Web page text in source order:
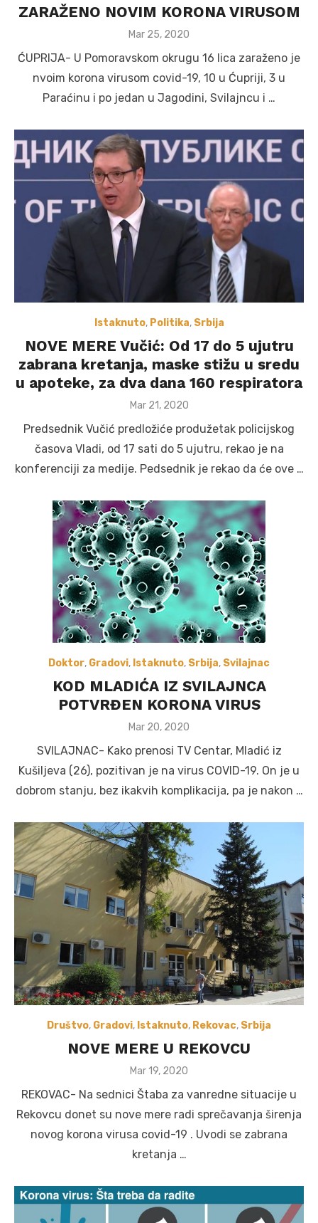
ZARAŽENO NOVIM KORONA VIRUSOM
Posted
Mar 25, 2020
ĆUPRIJA- U Pomoravskom okrugu 16 lica zaraženo je
nvoim korona virusom covid-19, 10 u Ćupriji, 3 u
Paraćinu i po jedan u Jagodini, Svilajncu i …
Istaknuto, Politika, Srbija
NOVE MERE Vučić: Od 17 do 5 ujutru
zabrana kretanja, maske stižu u sredu
u apoteke, za dva dana 160 respiratora
Posted
Mar 21, 2020
Predsednik Vučić predložiće produžetak policijskog
časova Vladi, od 17 sati do 5 ujutru, rekao je na
konferenciji za medije. Pedsednik je rekao da će ove …
Doktor, Gradovi, Istaknuto, Srbija, Svilajnac
KOD MLADIĆA IZ SVILAJNCA
POTVRĐEN KORONA VIRUS
Posted
Mar 20, 2020
SVILAJNAC- Kako prenosi TV Centar, Mladić iz
Kušiljeva (26), pozitivan je na virus COVID-19. On je u
dobrom stanju, bez ikakvih komplikacija, pa je nakon …
Društvo, Gradovi, Istaknuto, Rekovac, Srbija
NOVE MERE U REKOVCU
Posted
Mar 19, 2020
REKOVAC- Na sednici Štaba za vanredne situacije u
Rekovcu donet su nove mere radi sprečavanja širenja
novog korona virusa covid-19 . Uvodi se zabrana
kretanja …